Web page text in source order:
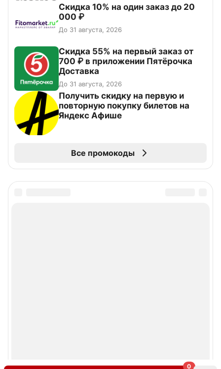
0
Скидка 10% на один заказ до 20
000 ₽
До 31 августа, 2026
Скидка 55% на первый заказ от
700 ₽ в приложении Пятёрочка
Доставка
До 31 августа, 2026
Получить скидку на первую и
повторную покупку билетов на
Яндекс Афише
Все промокоды